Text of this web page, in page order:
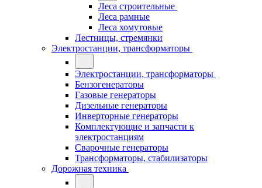
Леса строительные
Леса рамные
Леса хомутовые
Лестницы, стремянки
Электростанции, трансформаторы
Электростанции, трансформаторы
Бензогенераторы
Газовые генераторы
Дизельные генераторы
Инверторные генераторы
Комплектующие и запчасти к
электростанциям
Сварочные генераторы
Трансформаторы, стабилизаторы
Дорожная техника